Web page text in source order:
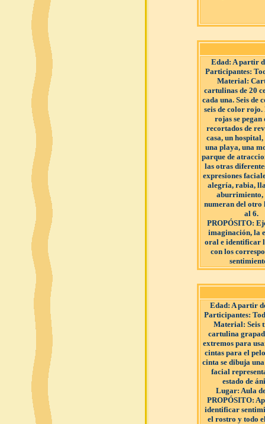
Edad: A partir
Participantes:
Material:
cartulinas de 20
cada una. Seis de
seis de color rojo.
rojas se pegan
recortados de
casa, un hospital,
una playa, una
parque de
las otras
expresiones
alegría, rabia,
aburrimiento,
numeran del otro
al 6.
PROPÓSITO:
imaginación, la
oral e identificar
con los
Edad: A partir
Participantes:
Material: Seis
cartulina
extremos para
cintas para el
cinta se dibuja
facial
estado de
Lugar: Aula
PROPÓSITO:
identificar
el rostro y todo